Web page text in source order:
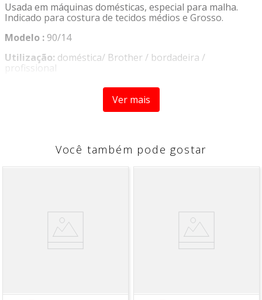
Usada em máquinas domésticas, especial para malha.
Indicado para costura de tecidos médios e Grosso.
Modelo : 90/14
Utilização: doméstica/ Brother / bordadeira /
profissional
10 unidades
Aço niquelado
Ver mais
Você também pode gostar